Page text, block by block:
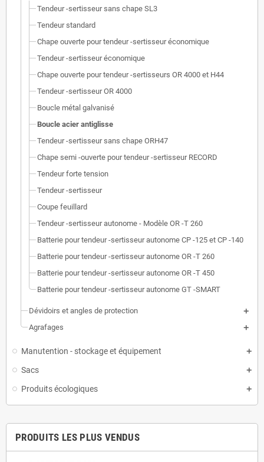
Tendeur -sertisseur sans chape SL3
Tendeur standard
Chape ouverte pour tendeur -sertisseur économique
Tendeur -sertisseur économique
Chape ouverte pour tendeur -sertisseurs OR 4000 et H44
Tendeur -sertisseur OR 4000
Boucle métal galvanisé
Boucle acier antiglisse
Tendeur -sertisseur sans chape ORH47
Chape semi -ouverte pour tendeur -sertisseur RECORD
Tendeur forte tension
Tendeur -sertisseur
Coupe feuillard
Tendeur -sertisseur autonome - Modèle OR -T 260
Batterie pour tendeur -sertisseur autonome CP -125 et CP -140
Batterie pour tendeur -sertisseur autonome OR -T 260
Batterie pour tendeur -sertisseur autonome OR -T 450
Batterie pour tendeur -sertisseur autonome GT -SMART
Dévidoirs et angles de protection
Agrafages
Manutention - stockage et équipement
Sacs
Produits écologiques
PRODUITS LES PLUS VENDUS